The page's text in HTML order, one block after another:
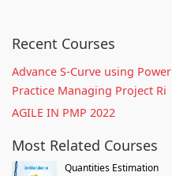
Recent Courses
Advance S-Curve using Power
Practice Managing Project Ri
AGILE IN PMP 2022
Most Related Courses
Quantities Estimation